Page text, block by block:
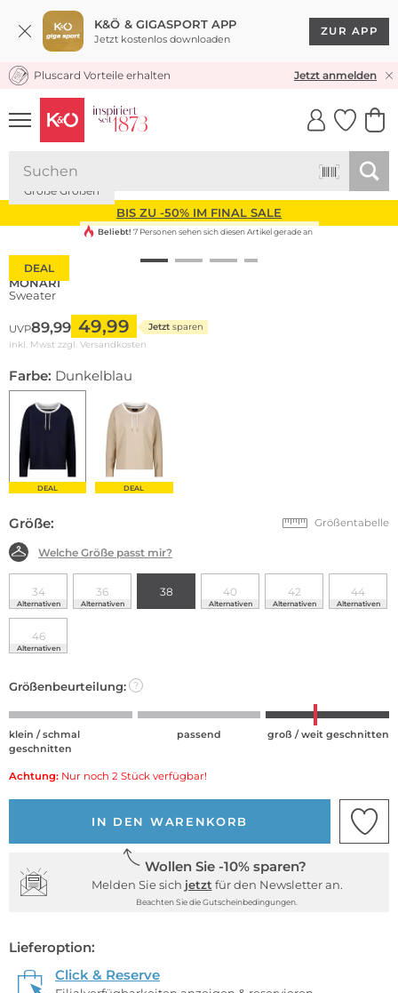
K&Ö & GIGASPORT APP
Jetzt kostenlos downloaden
ZUR APP
KOSTENLOSER VERSAND* & RÜCKVERSAND
Pluscard Vorteile erhalten Jetzt anmelden
UNSERE APP
CLICK &
BIS ZU -50% IM FINAL SALE
DEAL
Große Größen
Beliebt! 7 Personen sehen sich diesen Artikel gerade an
MONARI
Sweater
UVP89,99 49,99 Jetzt sparen
inkl. Mwst zzgl. Versandkosten
Farbe: Dunkelblau
DEAL DEAL
Größe: Größentabelle
Welche Größe passt mir?
34
Alternativen
36
Alternativen
38 40
Alternativen
42
Alternativen
44
Alternativen
46
Alternativen
Größenbeurteilung: ?
klein / schmal
geschnitten
passend groß / weit geschnitten
Achtung: Nur noch 2 Stück verfügbar!
IN DEN WARENKORB
Wollen Sie -10% sparen?
Melden Sie sich jetzt für den Newsletter an.
Beachten Sie die Gutscheinbedingungen.
Lieferoption:
Click & Reserve